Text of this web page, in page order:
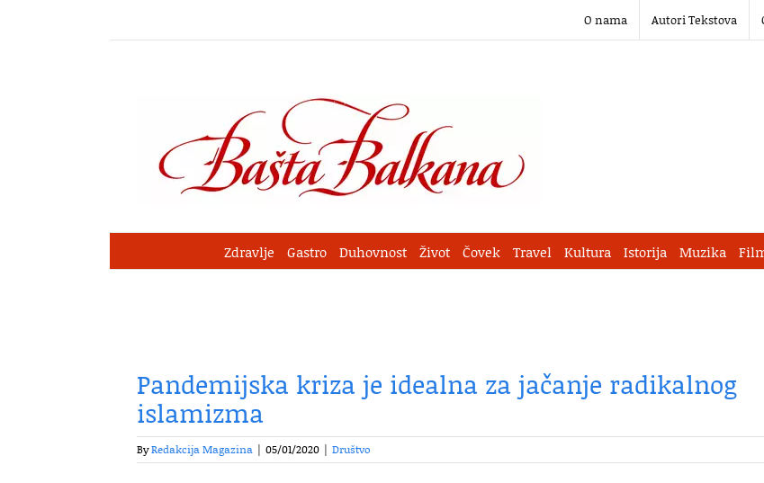
O nama Autori Tekstova
Zdravlje Gastro Duhovnost Život Čovek Travel Kultura Istorija Muzika
Pandemijska kriza je idealna za jačanje radikalnog
islamizma
ByRedakcija Magazina | 05/01/2020 | Društvo